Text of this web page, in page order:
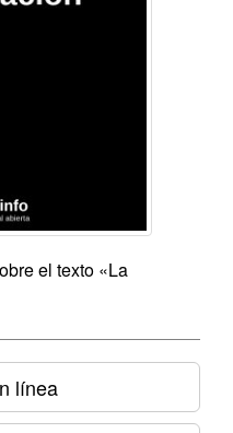
el texto «La
línea